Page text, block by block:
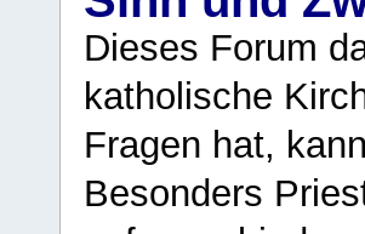
Dieses Forum
katholische
Fragen hat,
Besonders